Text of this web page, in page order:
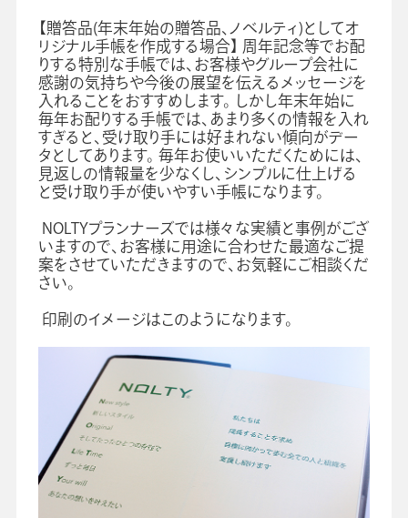
会社情報グループ会社プライバシーポリシー個人情報保護法
学校向け人材育成事業
【贈答品(年末年始の贈答品、ノベルティ)としてオ
リジナル手帳を作成する場合】 周年記念等でお配
りする特別な手帳では、お客様やグループ会社に
感謝の気持ちや今後の展望を伝えるメッセージを
入れることをおすすめします。 しかし年末年始に
毎年お配りする手帳では、あまり多くの情報を入れ
すぎると、受け取り手には好まれない傾向がデー
タとしてあります。 毎年お使いいただくためには、
見返しの情報量を少なくし、シンプルに仕上げる
と受け取り手が使いやすい手帳になります。
NOLTYプランナーズでは様々な実績と事例がござ
いますので、お客様に用途に合わせた最適なご提
案をさせていただきますので、お気軽にご相談くだ
さい。
印刷のイメージはこのようになります。